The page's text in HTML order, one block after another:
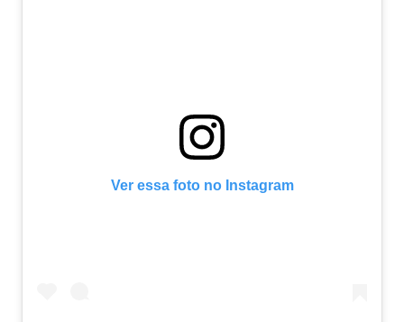
Ver essa foto no Instagram